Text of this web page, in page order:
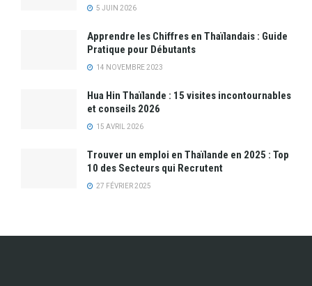
5 JUIN 2026
Apprendre les Chiffres en Thaïlandais : Guide
Pratique pour Débutants
14 NOVEMBRE 2023
Hua Hin Thaïlande : 15 visites incontournables
et conseils 2026
15 AVRIL 2026
Trouver un emploi en Thaïlande en 2025 : Top
10 des Secteurs qui Recrutent
27 FÉVRIER 2025